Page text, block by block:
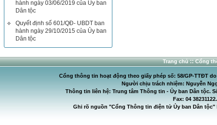
hành ngày 03/06/2019 của Ủy ban
Dân tộc
Quyết định số 601/QĐ- UBDT ban
hành ngày 29/10/2015 của Ủy ban
Dân tộc
Trang chủ:: Cổng
Cổng thông tin hoạt động theo giấy phép số: 58/GP-TTĐT
Người chịu trách nhiệm: Nguyễn
Thông tin liên hệ: Trung tâm Thông tin - Ủy ban Dân tộc.
Fax: 04
Ghi rõ nguồn "Cổng Thông tin điện tử Ủy ban Dân